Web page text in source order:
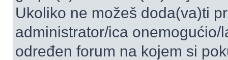
Ukoliko ne možeš doda(va)ti
administrator/ica
određen forum na kojem si